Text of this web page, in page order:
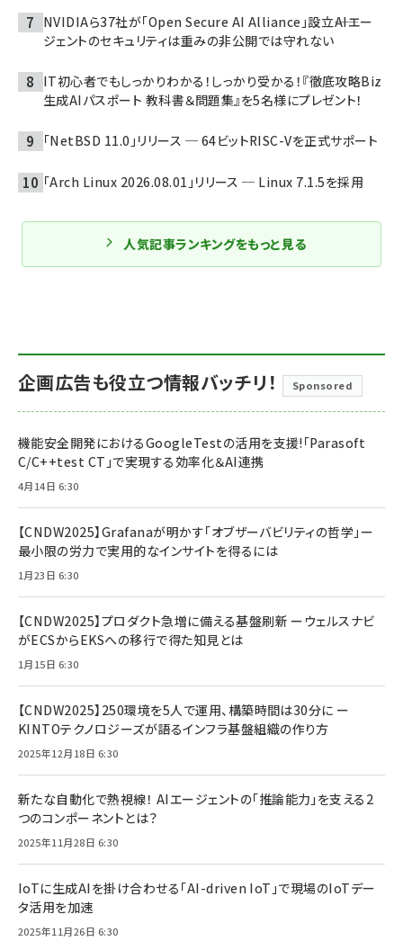
NVIDIAら37社が「Open Secure AI Alliance」設立――AIエー
ジェントのセキュリティは重みの非公開では守れない
IT初心者でもしっかりわかる！しっかり受かる！『徹底攻略Biz
生成AIパスポート 教科書＆問題集』を5名様にプレゼント！
「NetBSD 11.0」リリース ─ 64ビットRISC-Vを正式サポート
「Arch Linux 2026.08.01」リリース ─ Linux 7.1.5を採用
人気記事ランキングをもっと見る
企画広告も役立つ情報バッチリ！ Sponsored
機能安全開発におけるGoogleTestの活用を支援!「Parasoft
C/C++test CT」で実現する効率化＆AI連携
4月14日 6:30
【CNDW2025】Grafanaが明かす「オブザーバビリティの哲学」ー
最小限の労力で実用的なインサイトを得るには
1月23日 6:30
【CNDW2025】プロダクト急増に備える基盤刷新 ーウェルスナビ
がECSからEKSへの移行で得た知見とは
1月15日 6:30
【CNDW2025】250環境を5人で運用、構築時間は30分に ー
KINTOテクノロジーズが語るインフラ基盤組織の作り方
2025年12月18日 6:30
新たな自動化で熱視線！ AIエージェントの「推論能力」を支える2
つのコンポーネントとは？
2025年11月28日 6:30
IoTに生成AIを掛け合わせる「AI-driven IoT」で現場のIoTデー
タ活用を加速
2025年11月26日 6:30